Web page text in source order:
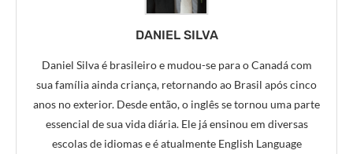
DANIEL SILVA
Daniel Silva é brasileiro e mudou-se para o Canadá com
sua família ainda criança, retornando ao Brasil após cinco
anos no exterior. Desde então, o inglês se tornou uma parte
essencial de sua vida diária. Ele já ensinou em diversas
escolas de idiomas e é atualmente English Language